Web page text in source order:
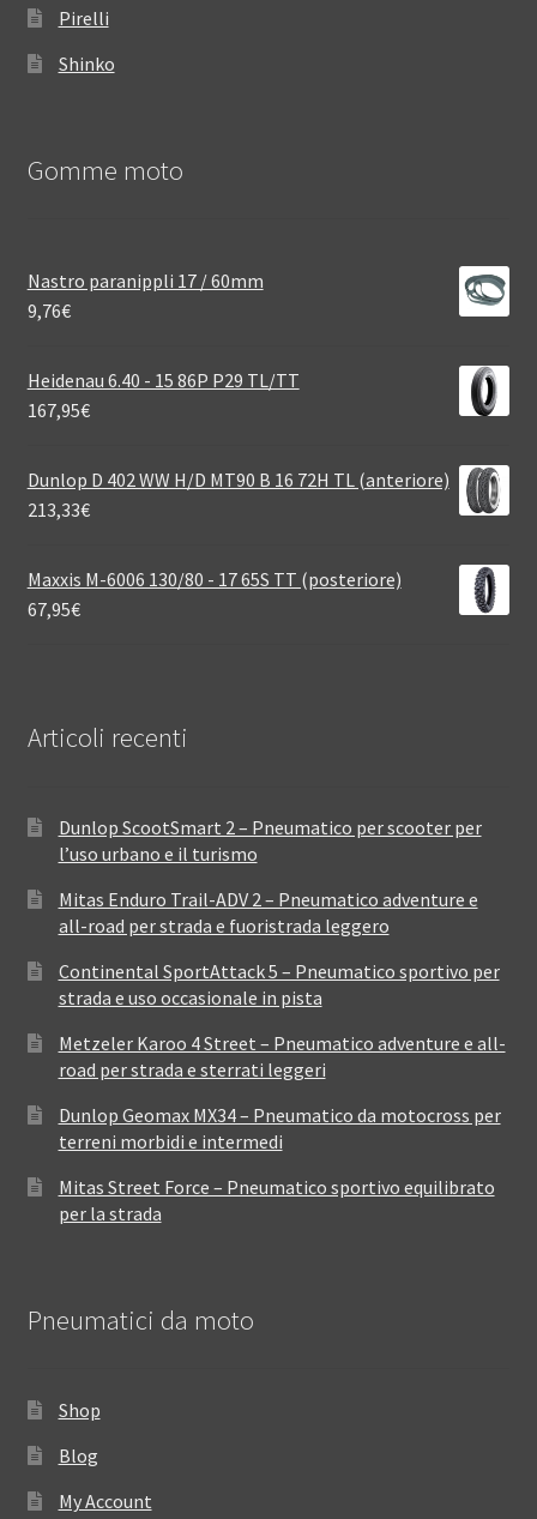
Pirelli
Shinko
Gomme moto
Nastro paranippli 17 / 60mm
9,76€
Heidenau 6.40 - 15 86P P29 TL/TT
167,95€
Dunlop D 402 WW H/D MT90 B 16 72H TL (anteriore)
213,33€
Maxxis M-6006 130/80 - 17 65S TT (posteriore)
67,95€
Articoli recenti
Dunlop ScootSmart 2 – Pneumatico per scooter per
l’uso urbano e il turismo
Mitas Enduro Trail-ADV 2 – Pneumatico adventure e
all-road per strada e fuoristrada leggero
Continental SportAttack 5 – Pneumatico sportivo per
strada e uso occasionale in pista
Metzeler Karoo 4 Street – Pneumatico adventure e all-
road per strada e sterrati leggeri
Dunlop Geomax MX34 – Pneumatico da motocross per
terreni morbidi e intermedi
Mitas Street Force – Pneumatico sportivo equilibrato
per la strada
Pneumatici da moto
Shop
Blog
My Account